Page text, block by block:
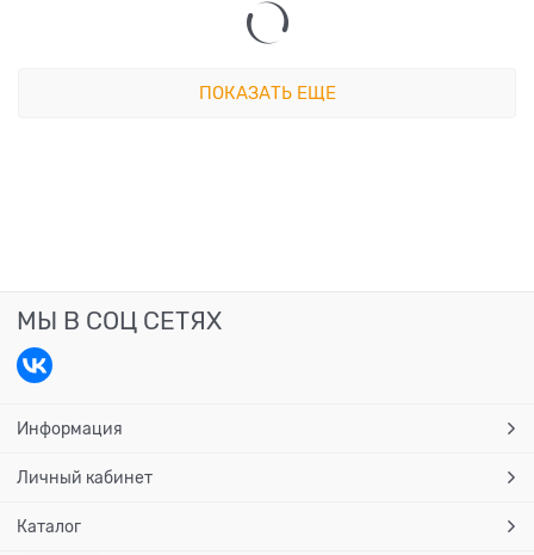
ПОКАЗАТЬ ЕЩЕ
МЫ В СОЦ СЕТЯХ
Информация
Личный кабинет
Каталог